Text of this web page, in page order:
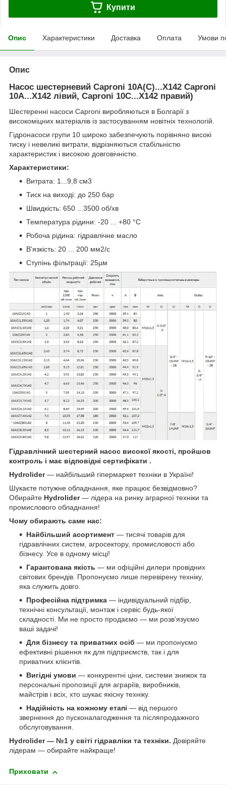
Купити
Опис Характеристики Доставка Оплата Умови
Опис
Насос шестерневий Caproni 10A(C)...X142 Caproni
10A...X142 лівий, Caproni 10C...X142 правий)
Шестеренні насоси Caproni виробляються в Болгарії з
високоміцних матеріалів із застосуванням новітніх технологій.
Гідронасоси групи 10 широко забезпечують порівняно високі
тиску і невеликі витрати, відрізняються стабільністю
характеристик і високою довговічністю.
Характеристики:
Витрата: 1...9,8 см3
Тиск на виході: до 250 бар
Швидкість: 650 ...3500 об/хв
Температура рідини: -20 ... +80 °C
Робоча рідина: гідравлічне масло
В'язкість: 20 ... 200 мм2/с
Ступінь фільтрації: 25µм
Гідравлічний шестерний насос високої якості, пройшов
контроль і має відповідні сертифікати .
Hydrolider— найбільший гіпермаркет техніки в Україні!
Шукаєте потужне обладнання, яке працює безвідмовно?
Обирайте Hydrolider— лідера на ринку аграрної техніки та
промислового обладнання!
Чому обирають саме нас:
Найбільший асортимент — тисячі товарів для
гідравлічних систем, агросектору, промисловості або
бізнесу. Усе в одному місці!
Гарантована якість — ми офіційні дилери провідних
світових брендів. Пропонуємо лише перевірену техніку,
яка служить довго.
Професійна підтримка — індивідуальний підбір,
технічні консультації, монтаж і сервіс будь-якої
складності. Ми не просто продаємо — ми розв’язуємо
ваші задачі!
Для бізнесу та приватних осіб — ми пропонуємо
ефективні рішення як для підприємств, так і для
приватних клієнтів.
Вигідні умови — конкурентні ціни, системи знижок та
персональні пропозиції для аграріїв, виробників,
майстрів і всіх, хто шукає якісну техніку.
Надійність на кожному етапі — від першого
звернення до пусконалагодження та післяпродажного
обслуговування.
Hydrolider — №1 у світі гідравліки та техніки. Довіряйте
лідерам — обирайте найкраще!
Приховати